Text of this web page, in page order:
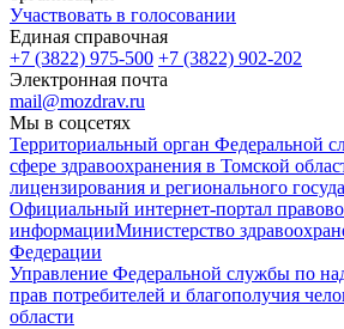
Участвовать в голосовании
Единая справочная
+7 (3822) 975-500 +7 (3822) 902-202
Электронная почта
mail@mozdrav.ru
Мы в соцсетях
Территориальный орган Федеральной
сфере здравоохранения в Томской
лицензирования и регионального
Официальный интернет-портал
информацииМинистерство
Федерации
Управление Федеральной службы по
прав потребителей и благополучия
области